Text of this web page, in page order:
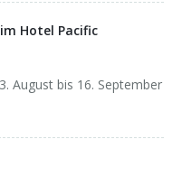
Hotel Pacific
August bis 16. September